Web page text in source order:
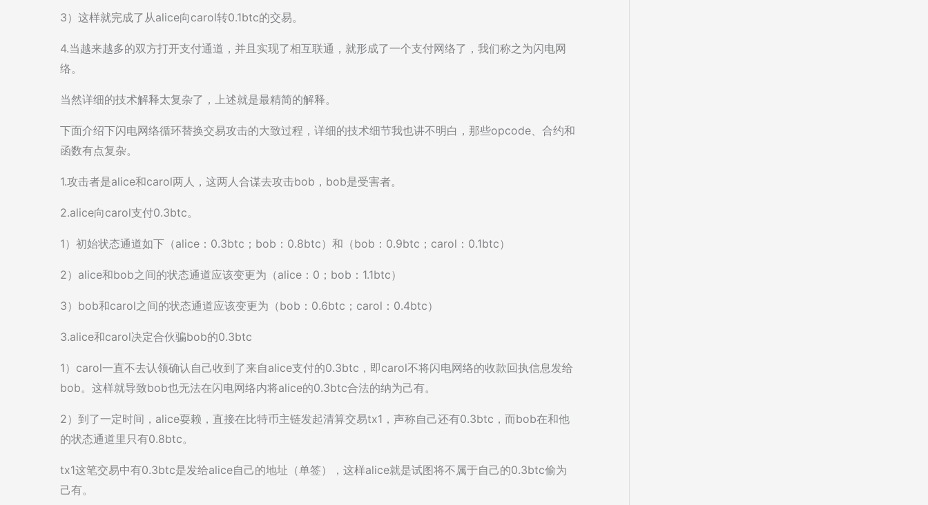
3）这样就完成了从alice向carol转0.1btc的交易。
4.当越来越多的双方打开支付通道，并且实现了相互联通，就形成了一个支付网络了，我们称之为闪电网
络。
当然详细的技术解释太复杂了，上述就是最精简的解释。
下面介绍下闪电网络循环替换交易攻击的大致过程，详细的技术细节我也讲不明白，那些opcode、合约和
函数有点复杂。
1.攻击者是alice和carol两人，这两人合谋去攻击bob，bob是受害者。
2.alice向carol支付0.3btc。
1）初始状态通道如下（alice：0.3btc；bob：0.8btc）和（bob：0.9btc；carol：0.1btc）
2）alice和bob之间的状态通道应该变更为（alice：0；bob：1.1btc）
3）bob和carol之间的状态通道应该变更为（bob：0.6btc；carol：0.4btc）
3.alice和carol决定合伙骗bob的0.3btc
1）carol一直不去认领确认自己收到了来自alice支付的0.3btc，即carol不将闪电网络的收款回执信息发给
bob。这样就导致bob也无法在闪电网络内将alice的0.3btc合法的纳为己有。
2）到了一定时间，alice耍赖，直接在比特币主链发起清算交易tx1，声称自己还有0.3btc，而bob在和他
的状态通道里只有0.8btc。
tx1这笔交易中有0.3btc是发给alice自己的地址（单签），这样alice就是试图将不属于自己的0.3btc偷为
己有。